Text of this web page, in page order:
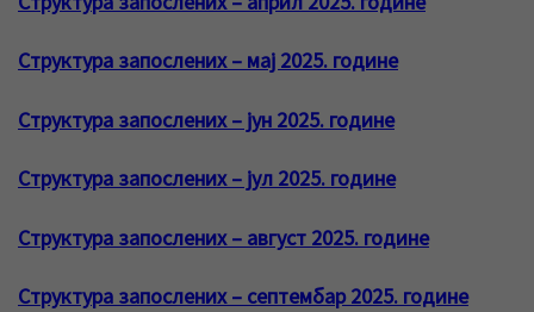
Структура запослених – мај 2025. године
Структура запослених – јун 2025. године
Структура запослених – јул 2025. године
Структура запослених – август 2025. године
Структура запослених – септембар 2025. године